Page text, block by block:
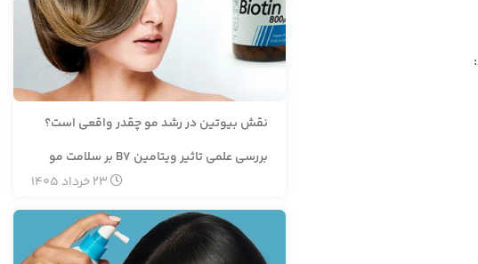
نقش بیوتین در رشد مو چقدر واقعی است؟
بررسی علمی تاثیر ویتامین B7 بر سلامت مو
23خرداد 1405